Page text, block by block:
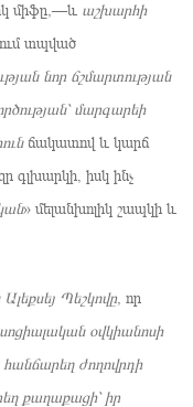
միֆը,—և աշխարհի
տպված
նոր ճշմարտության
մարգարեի
ճակատով և կարճ
գլխարկի, իսկ ինչ
» մելանխոլիկ շապկի և
Պեշկովը, որ
օվկիանոսի
հանճարեղ ժողովրդի
քաղաքացի՝ իր